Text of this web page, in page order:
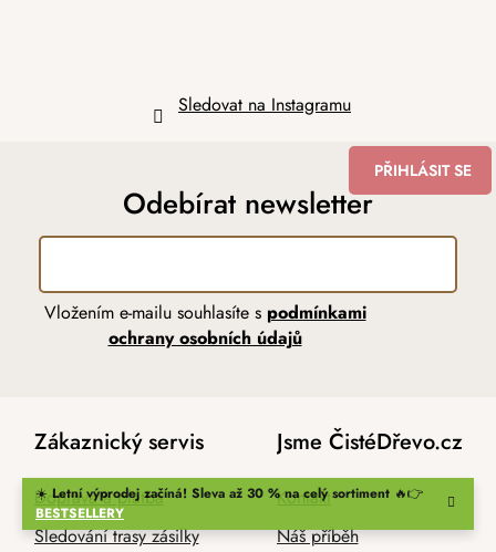
☀️ Letní výprodej začíná! Sleva až 30 % na celý sortiment 🔥👉
BESTSELLERY
Sledovat na Instagramu
Odebírat newsletter
Vložením e-mailu souhlasíte s podmínkami
ochrany osobních údajů
PŘIHLÁSIT SE
Zákaznický servis
Doprava a platba
Sledování trasy zásilky
Jsme ČistéDřevo.cz
Kontakt
Náš příběh